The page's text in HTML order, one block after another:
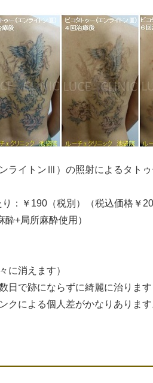
ライトンⅢ）の照射によるタト
：￥190（税別）（税込価格￥
+局所麻酔使用）
に消えます）
日で跡にならずに綺麗に治ります
クによる個人差がかなりありま